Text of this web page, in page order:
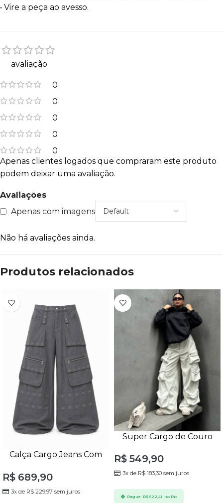
• Vire a peça ao avesso.
avaliação
0
0
0
0
0
Avaliações
Apenas com imagens
Não há avaliações ainda.
Apenas clientes logados que compraram este produto
podem deixar uma avaliação.
Produtos relacionados
Calça Cargo Jeans Com
R$ 689,90
3x de R$ 229,97 sem juros
Super Cargo de Couro
R$ 549,90
3x de R$ 183,30 sem juros
Pague R$522,41 no Pix